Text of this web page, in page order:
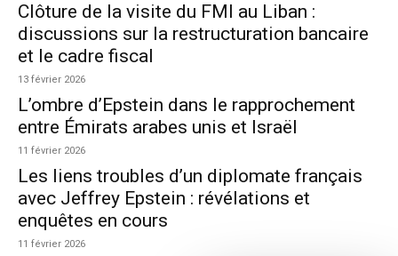
Clôture de la visite du FMI au Liban :
discussions sur la restructuration bancaire
et le cadre fiscal
13 février 2026
L’ombre d’Epstein dans le rapprochement
entre Émirats arabes unis et Israël
11 février 2026
Les liens troubles d’un diplomate français
avec Jeffrey Epstein : révélations et
enquêtes en cours
11 février 2026